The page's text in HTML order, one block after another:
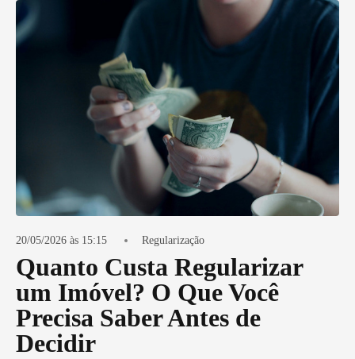
20/05/2026 às 15:15 Regularização
Quanto Custa Regularizar
um Imóvel? O Que Você
Precisa Saber Antes de
Decidir